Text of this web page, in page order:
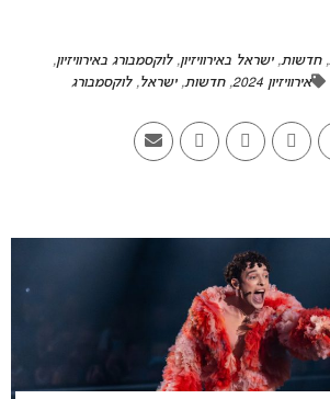
,חדשות,ישראל באירוויזיון,לוקסמבורג באירוויזיון,
אירוויזיון 2024 ,חדשות,ישראל,לוקסמבורג